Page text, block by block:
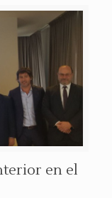
en el